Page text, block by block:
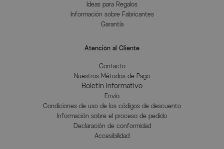
Ideas para Regalos
Información sobre Fabricantes
Garantía
Atención al Cliente
Contacto
Nuestros Métodos de Pago
Boletín Informativo
Envío
Condiciones de uso de los códigos de descuento
Información sobre el proceso de pedido
Declaración de conformidad
Accesibilidad